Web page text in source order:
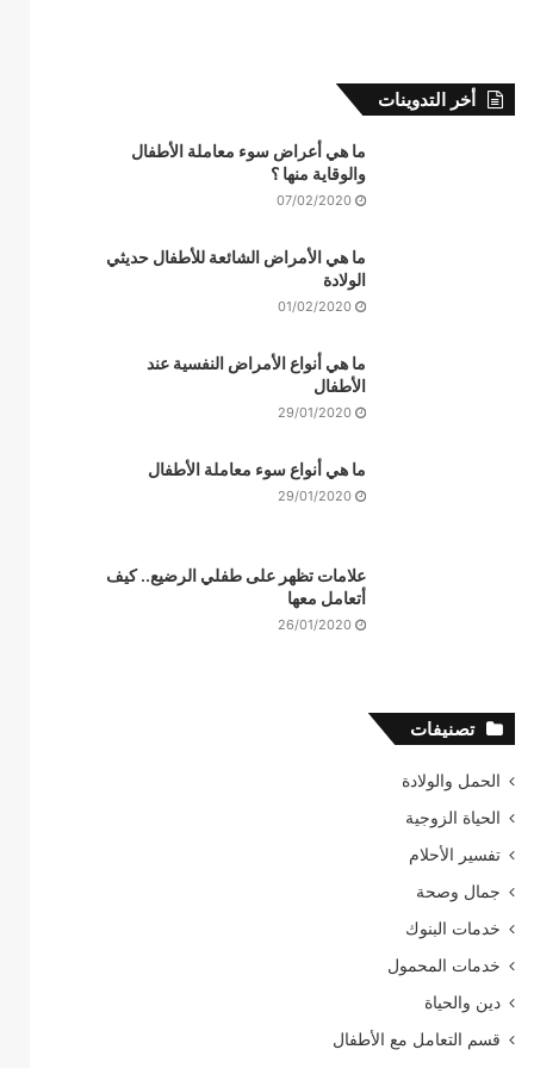
أخر التدوينات
ما هي أعراض سوء معاملة الأطفال
والوقاية منها ؟
07/02/2020
ما هي الأمراض الشائعة للأطفال حديثي
الولادة
01/02/2020
ما هي أنواع الأمراض النفسية عند
الأطفال
29/01/2020
ما هي أنواع سوء معاملة الأطفال
29/01/2020
علامات تظهر على طفلي الرضيع.. كيف
أتعامل معها
26/01/2020
تصنيفات
الحمل والولادة
الحياة الزوجية
تفسير الأحلام
جمال وصحة
خدمات البنوك
خدمات المحمول
دين والحياة
قسم التعامل مع الأطفال